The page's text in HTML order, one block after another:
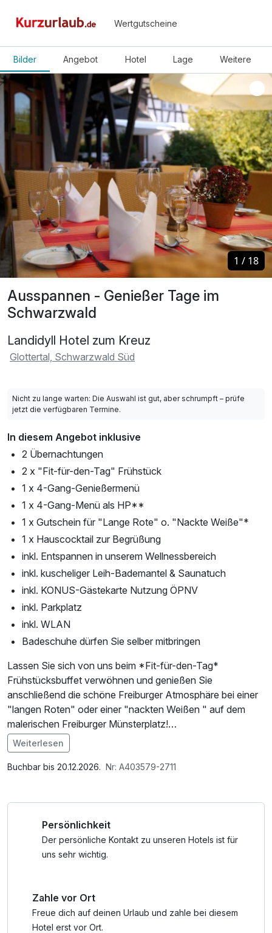
Wertgutscheine
Bilder Angebot Hotel Lage Weitere
Ausspannen - Genießer Tage im
Schwarzwald
Landidyll Hotel zum Kreuz
Glottertal, Schwarzwald Süd
1 / 18
1 / 18
Nicht zu lange warten: Die Auswahl ist gut, aber schrumpft – prüfe
jetzt die verfügbaren Termine.
In diesem Angebot inklusive
2 Übernachtungen
2 x "Fit-für-den-Tag" Frühstück
1 x 4-Gang-Genießermenü
1 x 4-Gang-Menü als HP**
1 x Gutschein für "Lange Rote" o. "Nackte Weiße"*
1 x Hauscocktail zur Begrüßung
inkl. Entspannen in unserem Wellnessbereich
inkl. kuscheliger Leih-Bademantel & Saunatuch
inkl. KONUS-Gästekarte Nutzung ÖPNV
inkl. Parkplatz
inkl. WLAN
Badeschuhe dürfen Sie selber mitbringen
Lassen Sie sich von uns beim *Fit-für-den-Tag*
Frühstücksbuffet verwöhnen und genießen Sie
anschließend die schöne Freiburger Atmosphäre bei einer
"langen Roten" oder einer "nackten Weißen " auf dem
malerischen Freiburger Münsterplatz!
DAS BESONDERE PLUS FÜR SIE:
mit der Konuskarte fahren Sie kostenlos im Schwarzwald
* Gutschein für eine ,,Lange Rote" oder eine "Nackte
Weiße" - die legendäre
Bratwurst im Wecken auf dem Wochenmarkt in Freiburg
Oktober am Abend geöffnet
Im Angebot enthalten
Saunabenutzung, Saunatuch, Parkplatz, Nutzung des
Weiterlesen
Buchbar bis 20.12.2026. Nr: A403579-2711
Persönlichkeit
Der persönliche Kontakt zu unseren Hotels ist für
uns sehr wichtig.
Zahle vor Ort
Freue dich auf deinen Urlaub und zahle bei diesem
Hotel erst vor Ort.